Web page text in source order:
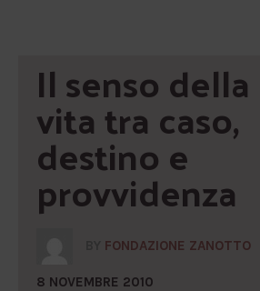
Il senso della
vita tra caso,
destino e
provvidenza
FONDAZIONE ZANOTTO
8 NOVEMBRE 2010